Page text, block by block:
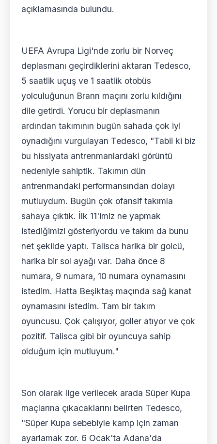
açıklamasında bulundu.
UEFA Avrupa Ligi'nde zorlu bir Norveç
deplasmanı geçirdiklerini aktaran Tedesco,
5 saatlik uçuş ve 1 saatlik otobüs
yolculuğunun Brann maçını zorlu kıldığını
dile getirdi. Yorucu bir deplasmanın
ardından takımının bugün sahada çok iyi
oynadığını vurgulayan Tedesco, "Tabii ki biz
bu hissiyata antrenmanlardaki görüntü
nedeniyle sahiptik. Takımın dün
antrenmandaki performansından dolayı
mutluydum. Bugün çok ofansif takımla
sahaya çıktık. İlk 11'imiz ne yapmak
istediğimizi gösteriyordu ve takım da bunu
net şekilde yaptı. Talisca harika bir golcü,
harika bir sol ayağı var. Daha önce 8
numara, 9 numara, 10 numara oynamasını
istedim. Hatta Beşiktaş maçında sağ kanat
oynamasını istedim. Tam bir takım
oyuncusu. Çok çalışıyor, goller atıyor ve çok
pozitif. Talisca gibi bir oyuncuya sahip
olduğum için mutluyum."
Son olarak lige verilecek arada Süper Kupa
maçlarına çıkacaklarını belirten Tedesco,
"Süper Kupa sebebiyle kamp için zaman
ayarlamak zor. 6 Ocak'ta Adana'da